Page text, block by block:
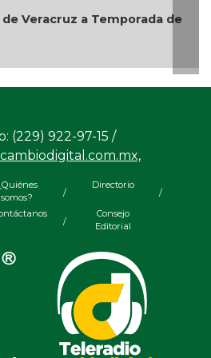
Temporada de
Bicentenario
/
Directorio
Editorial